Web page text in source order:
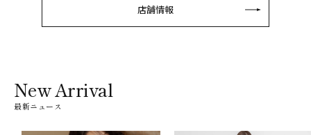
店舗情報
New Arrival
最新ニュース